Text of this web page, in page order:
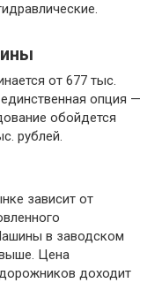
от 677 тыс.
опция —
обойдется
рублей.
зависит от
в заводском
Цена
доходит